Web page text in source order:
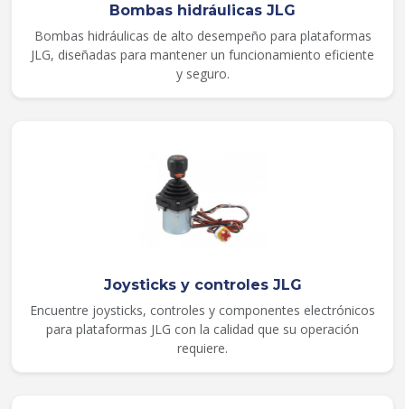
Bombas hidráulicas JLG
Bombas hidráulicas de alto desempeño para plataformas
JLG, diseñadas para mantener un funcionamiento eficiente
y seguro.
Joysticks y controles JLG
Encuentre joysticks, controles y componentes electrónicos
para plataformas JLG con la calidad que su operación
requiere.